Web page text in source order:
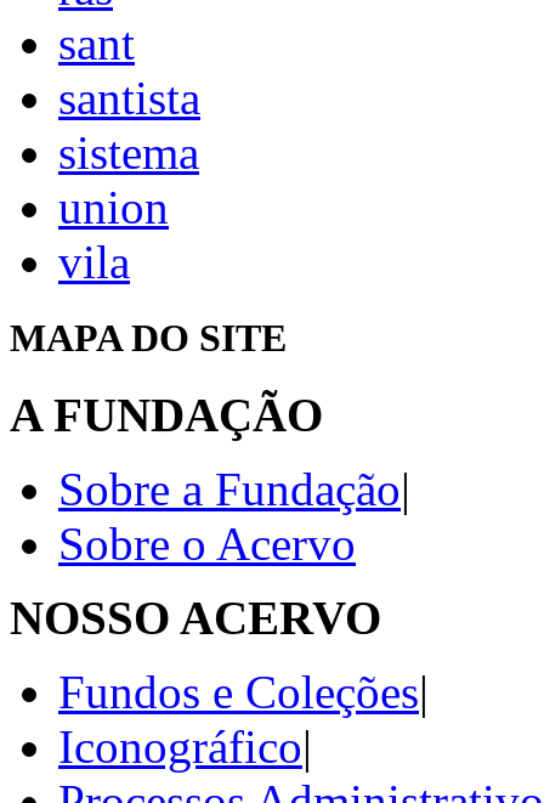
sant
santista
sistema
union
vila
MAPA DO SITE
A FUNDAÇÃO
Sobre a Fundação|
Sobre o Acervo
NOSSO ACERVO
Fundos e Coleções|
Iconográfico|